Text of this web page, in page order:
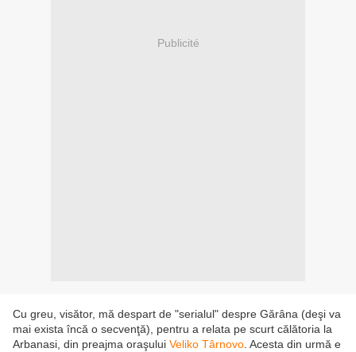
Publicité
Cu greu, visător, mă despart de "serialul" despre Gărâna (deşi va
mai exista încă o secvenţă), pentru a relata pe scurt călătoria la
Arbanasi, din preajma oraşului Veliko Târnovo . Acesta din urmă e